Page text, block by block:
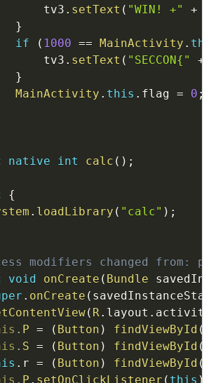
tv3
. setText ( "WIN! +" +
}
if
( 1000 == MainActivity . this
tv3
. setText ( "SECCON{" +
}
MainActivity . this . flag = 0 ;
native int calc ( ) ;
{
. loadLibrary ( "calc" ) ;
modifiers changed from:
void onCreate ( Bundle
. onCreate ( savedInstanceState
( R. layout .
. P = ( Button ) findViewById (
. S = ( Button ) findViewById (
. r = ( Button ) findViewById (
. P . setOnClickListener ( this )